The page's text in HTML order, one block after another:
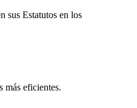
sus Estatutos en los
más eficientes.